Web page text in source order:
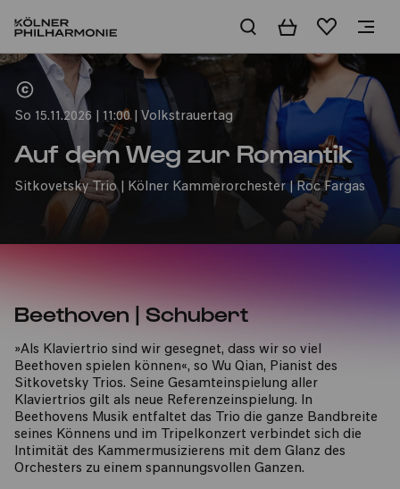
WarenkorbMerkliste
Home
So 15.11.2026 | 11:00 | Volkstrauertag
Auf dem Weg zur Romantik
Sitkovetsky Trio | Kölner Kammerorchester | Roc Fargas
Beethoven | Schubert
»Als Klaviertrio sind wir gesegnet, dass wir so viel
Beethoven spielen können«, so Wu Qian, Pianist des
Sitkovetsky Trios. Seine Gesamteinspielung aller
Klaviertrios gilt als neue Referenzeinspielung. In
Beethovens Musik entfaltet das Trio die ganze Bandbreite
seines Könnens und im Tripelkonzert verbindet sich die
Intimität des Kammermusizierens mit dem Glanz des
Orchesters zu einem spannungsvollen Ganzen.